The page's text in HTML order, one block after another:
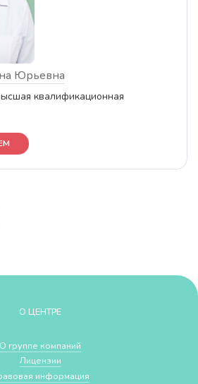
Юрьевна
квалификационная
О ЦЕНТРЕ
О группе компаний
Лицензии
информация